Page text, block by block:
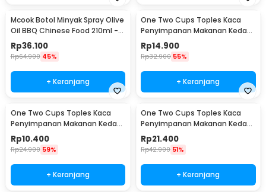
Mcook Botol Minyak Spray Olive
Oil BBQ Chinese Food 210ml -
M2194
Rp36.100
Rp64.900 45%
+ Keranjang
One Two Cups Toples Kaca
Penyimpanan Makanan Kedap
Udara Glass Jar 410ml - GH1270
Rp14.900
Rp32.900 55%
+ Keranjang
One Two Cups Toples Kaca
Penyimpanan Makanan Kedap
Udara Glass Jar 280ml -
GH1270
Rp10.400
Rp24.900 59%
+ Keranjang
One Two Cups Toples Kaca
Penyimpanan Makanan Kedap
Udara Glass Jar 750ml -
GH1270
Rp21.400
Rp42.900 51%
+ Keranjang